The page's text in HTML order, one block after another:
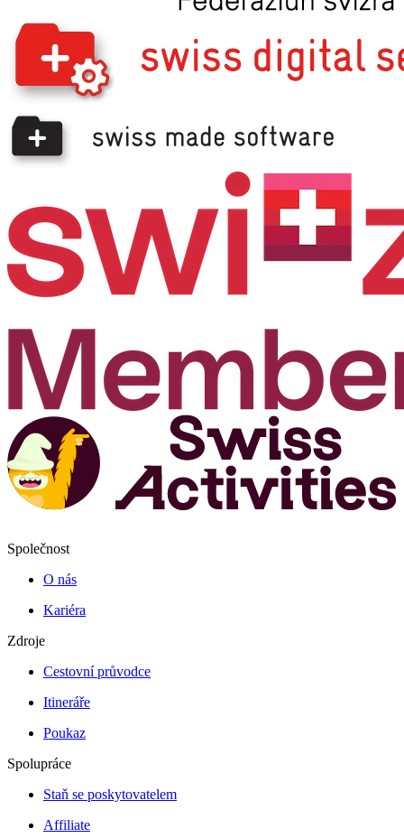
Společnost
O nás
Kariéra
Zdroje
Cestovní průvodce
Itineráře
Poukaz
Spolupráce
Staň se poskytovatelem
Affiliate